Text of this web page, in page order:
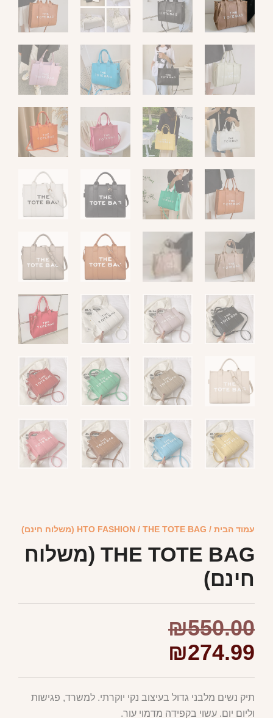
עמוד הבית /
HTO FASHION / THE TOTE BAG (משלוח חינם)
THE TOTE BAG (משלוח
חינם)
₪550.00
₪274.99
תיק נשים מלבני גדול בעיצוב נקי יוקרתי. למשרד, פגישות
וליום יום. עשוי בקפידה מדמוי עור.